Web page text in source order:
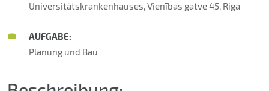
Universitätskrankenhauses, Vienības gatve 45, Riga
AUFGABE:
Planung und Bau